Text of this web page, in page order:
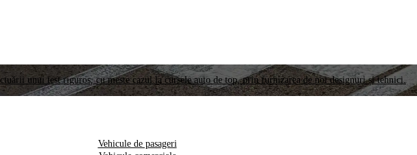
unui test riguros, cu meste cazul la cursele auto de top, prin furnizarea de noi designuri și tehnici.
Vehicule de pasageri